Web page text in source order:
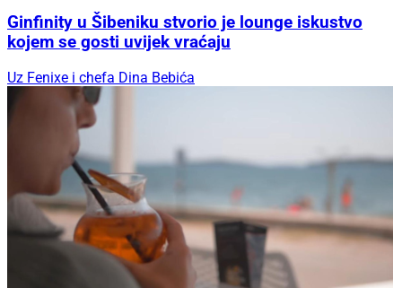
Ginfinity u Šibeniku stvorio je lounge iskustvo
kojem se gosti uvijek vraćaju
Uz Fenixe i chefa Dina Bebića